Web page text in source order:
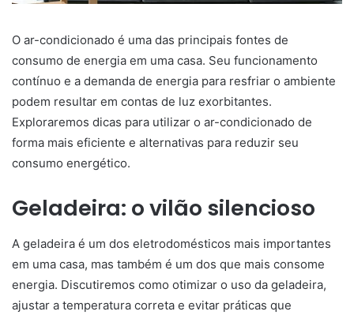
O ar-condicionado é uma das principais fontes de
consumo de energia em uma casa. Seu funcionamento
contínuo e a demanda de energia para resfriar o ambiente
podem resultar em contas de luz exorbitantes.
Exploraremos dicas para utilizar o ar-condicionado de
forma mais eficiente e alternativas para reduzir seu
consumo energético.
Geladeira: o vilão silencioso
A geladeira é um dos eletrodomésticos mais importantes
em uma casa, mas também é um dos que mais consome
energia. Discutiremos como otimizar o uso da geladeira,
ajustar a temperatura correta e evitar práticas que